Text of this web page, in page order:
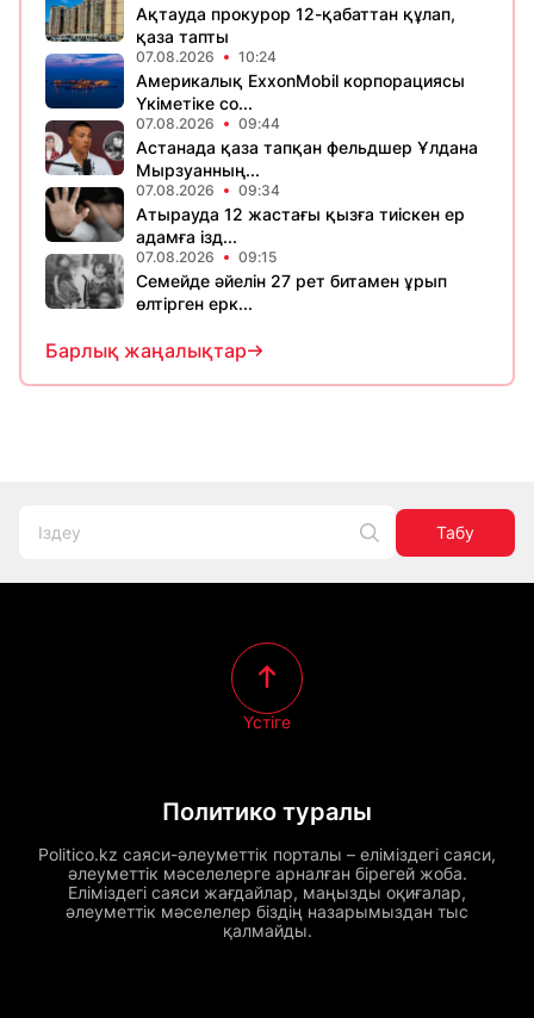
Ақтауда прокурор 12-қабаттан құлап,
қаза тапты
07.08.2026 10:24
Америкалық ExxonMobil корпорациясы
Үкіметіке со...
07.08.2026 09:44
Астанада қаза тапқан фельдшер Ұлдана
Мырзуанның...
07.08.2026 09:34
Атырауда 12 жастағы қызға тиіскен ер
адамға ізд...
07.08.2026 09:15
Семейде әйелін 27 рет битамен ұрып
өлтірген ерк...
Барлық жаңалықтар
Табу
Политико туралы
Politico.kz саяси-әлеуметтік порталы – еліміздегі саяси,
әлеуметтік мәселелерге арналған бірегей жоба.
Еліміздегі саяси жағдайлар, маңызды оқиғалар,
әлеуметтік мәселелер біздің назарымыздан тыс
қалмайды.
Үстіге